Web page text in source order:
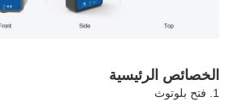
الخصائص الرئيسية
1. فتح بلوتوث